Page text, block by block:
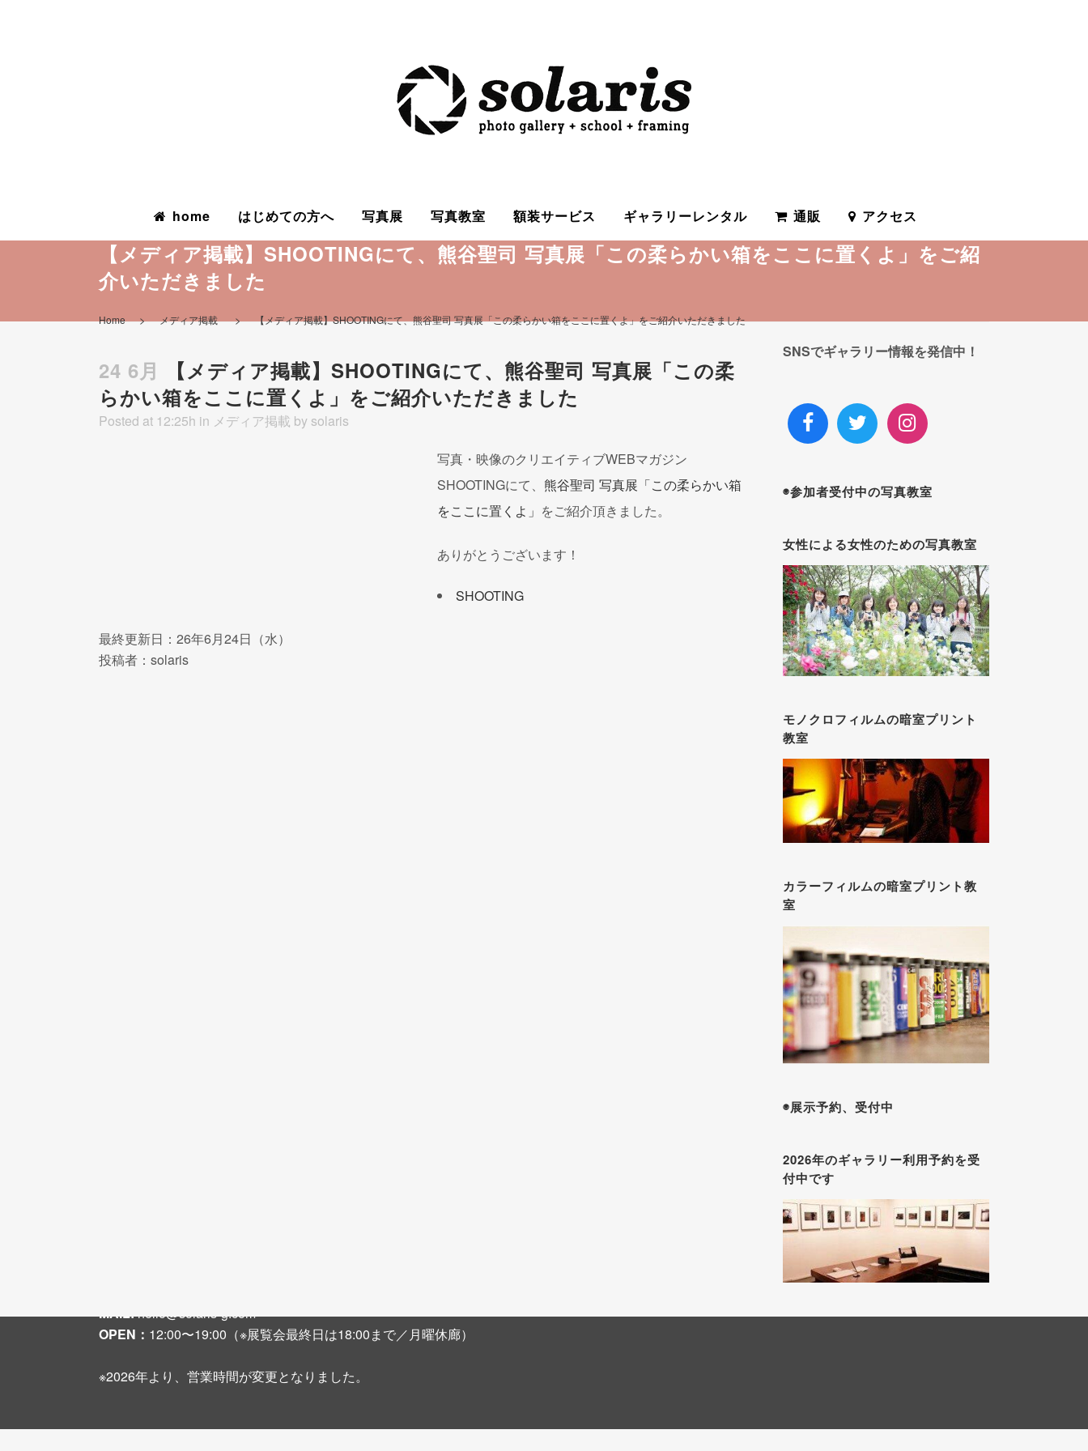
home はじめての方へ 写真展 写真教室 額装サービス ギャラリーレンタル 通販 アクセス
【メディア掲載】SHOOTINGにて、熊谷聖司 写真展「この柔らかい箱をここに置くよ」をご紹
介いただきました
Home>メディア掲載 >【メディア掲載】SHOOTINGにて、熊谷聖司 写真展「この柔らかい箱をここに置くよ」をご紹介いただきました
24 6月
【メディア掲載】SHOOTINGにて、熊谷聖司 写真展「この柔
らかい箱をここに置くよ」をご紹介いただきました
Posted at 12:25h in メディア掲載 by solaris
写真・映像のクリエイティブWEBマガジン
SHOOTINGにて、 熊谷聖司 写真展「この柔らかい箱
をここに置くよ」 をご紹介頂きました。
ありがとうございます！
SHOOTING
最終更新日：26年6月24日（水）
投稿者：solaris
SNSでギャラリー情報を発信中！
◉参加者受付中の写真教室
女性による女性のための写真教室
モノクロフィルムの暗室プリント
教室
カラーフィルムの暗室プリント教
室
◉展示予約、受付中
2026年のギャラリー利用予約を受
付中です
MAIL:hello@solaris-g.com
OPEN： 12:00〜19:00（※展覧会最終日は18:00まで／月曜休廊）
※2026年より、営業時間が変更となりました。